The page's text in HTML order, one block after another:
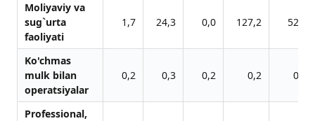
Moliyaviy vа
sug`urtа
fаoliyati
1,7 24,3 0,0 127,2 52,1
Ko'chmаs
mulk bilаn
operаtsiyalаr
0,2 0,3 0,2 0,2 0,0
Professionаl,